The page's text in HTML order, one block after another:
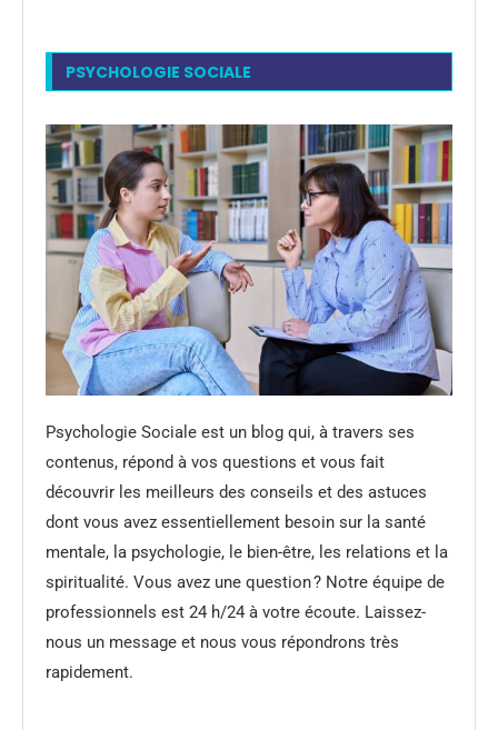
PSYCHOLOGIE SOCIALE
Psychologie Sociale est un blog qui, à travers ses
contenus, répond à vos questions et vous fait
découvrir les meilleurs des conseils et des astuces
dont vous avez essentiellement besoin sur la santé
mentale, la psychologie, le bien-être, les relations et la
spiritualité. Vous avez une question ? Notre équipe de
professionnels est 24 h/24 à votre écoute. Laissez-
nous un message et nous vous répondrons très
rapidement.